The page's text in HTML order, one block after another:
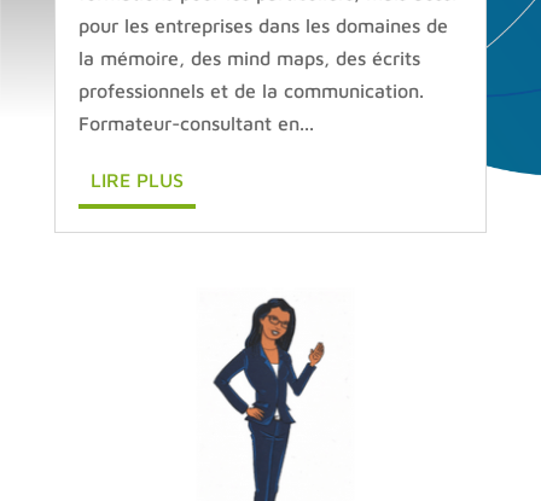
pour les entreprises dans les domaines de
la mémoire, des mind maps, des écrits
professionnels et de la communication.
Formateur-consultant en...
LIRE PLUS